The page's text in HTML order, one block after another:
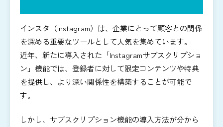
インスタ（Instagram）は、企業にとって顧客との関係
を深める重要なツールとして人気を集めています。
近年、新たに導入された「Instagramサブスクリプショ
ン」機能では、登録者に対して限定コンテンツや特典
を提供し、より深い関係性を構築することが可能で
す。
しかし、サブスクリプション機能の導入方法が分から